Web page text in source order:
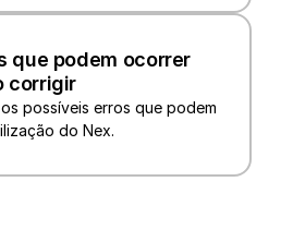
que podem ocorrer
corrigir
possíveis erros que podem
do Nex.